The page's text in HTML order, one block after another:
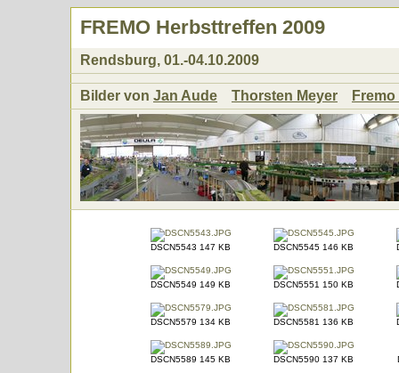
FREMO Herbsttreffen 2009
Rendsburg, 01.-04.10.2009
Bilder von Jan Aude Thorsten Meyer
DSCN5543 147 KB DSCN5545 146 KB
DSCN5549 149 KB DSCN5551 150 KB
DSCN5579 134 KB DSCN5581 136 KB
DSCN5589 145 KB DSCN5590 137 KB